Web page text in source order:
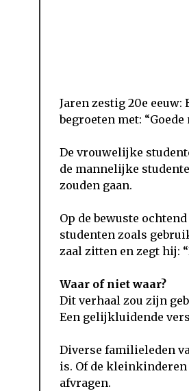
Jaren zestig 20e
begroeten met:
De vrouwelijke
de mannelijke
zouden gaan.
Op de bewuste
studenten zoals
zaal zitten en zegt hij:
Waar of niet waar?
Dit verhaal zou zijn
Een gelijkluidende
Diverse familieleden
is. Of de kleinkinderen
afvragen.